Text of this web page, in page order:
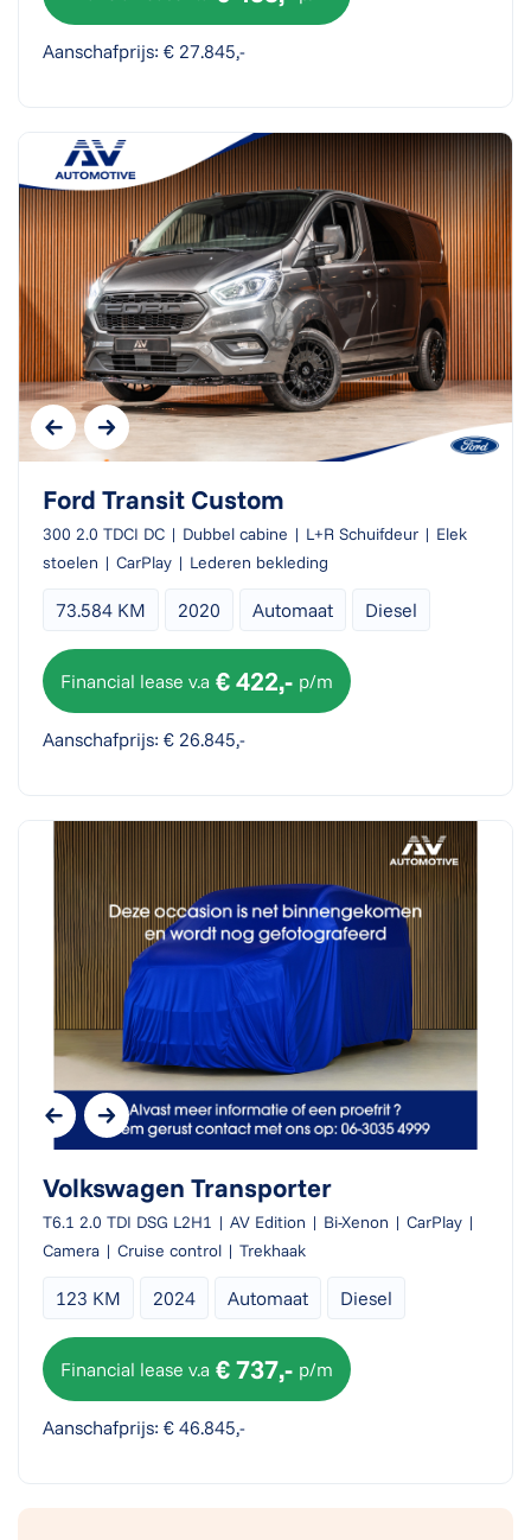
Aanschafprijs: € 27.845,-
Ford Transit Custom
300 2.0 TDCI DC | Dubbel cabine | L+R Schuifdeur | Elek
stoelen | CarPlay | Lederen bekleding
73.584 KM 2020 Automaat Diesel
Financial lease v.a € 422,- p/m
Aanschafprijs: € 26.845,-
Volkswagen Transporter
T6.1 2.0 TDI DSG L2H1 | AV Edition | Bi-Xenon | CarPlay |
Camera | Cruise control | Trekhaak
123 KM 2024 Automaat Diesel
Financial lease v.a € 737,- p/m
Aanschafprijs: € 46.845,-